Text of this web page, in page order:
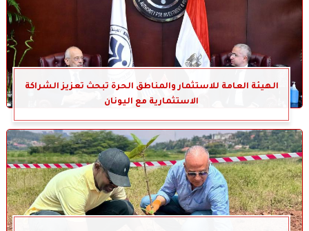
الهيئة العامة للاستثمار والمناطق الحرة تبحث تعزيز الشراكة
الاستثمارية مع اليونان